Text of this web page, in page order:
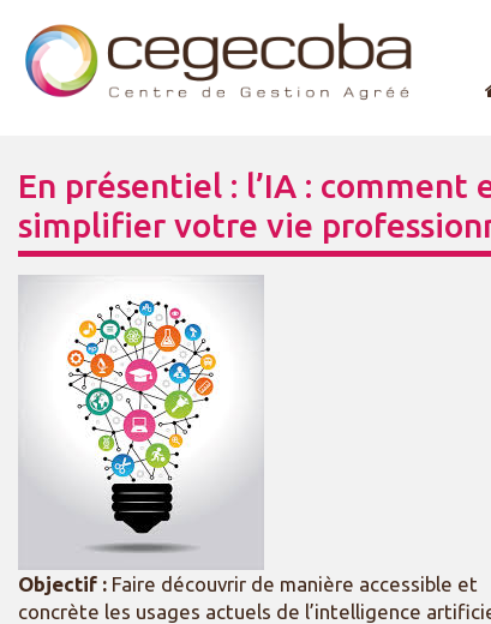
En présentiel : l’IA : comment
simplifier votre vie
Objectif : Faire découvrir de manière accessible et
concrète les usages actuels de l’intelligence